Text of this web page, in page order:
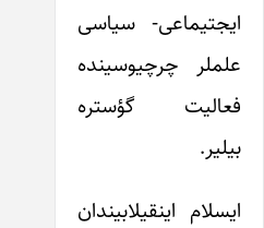
ایجتیماعی- سیاسی
علملر چرچیوسینده
فعالیت گؤستره
بیلیر.
ایسلام اینقیلابیندان